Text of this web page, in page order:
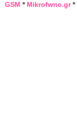
GSM * Mikrofwno.gr*